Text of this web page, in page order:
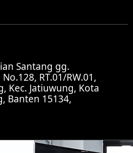
Santang gg.
RT.01/RW.01,
Kec. Jatiuwung, Kota
Banten 15134,